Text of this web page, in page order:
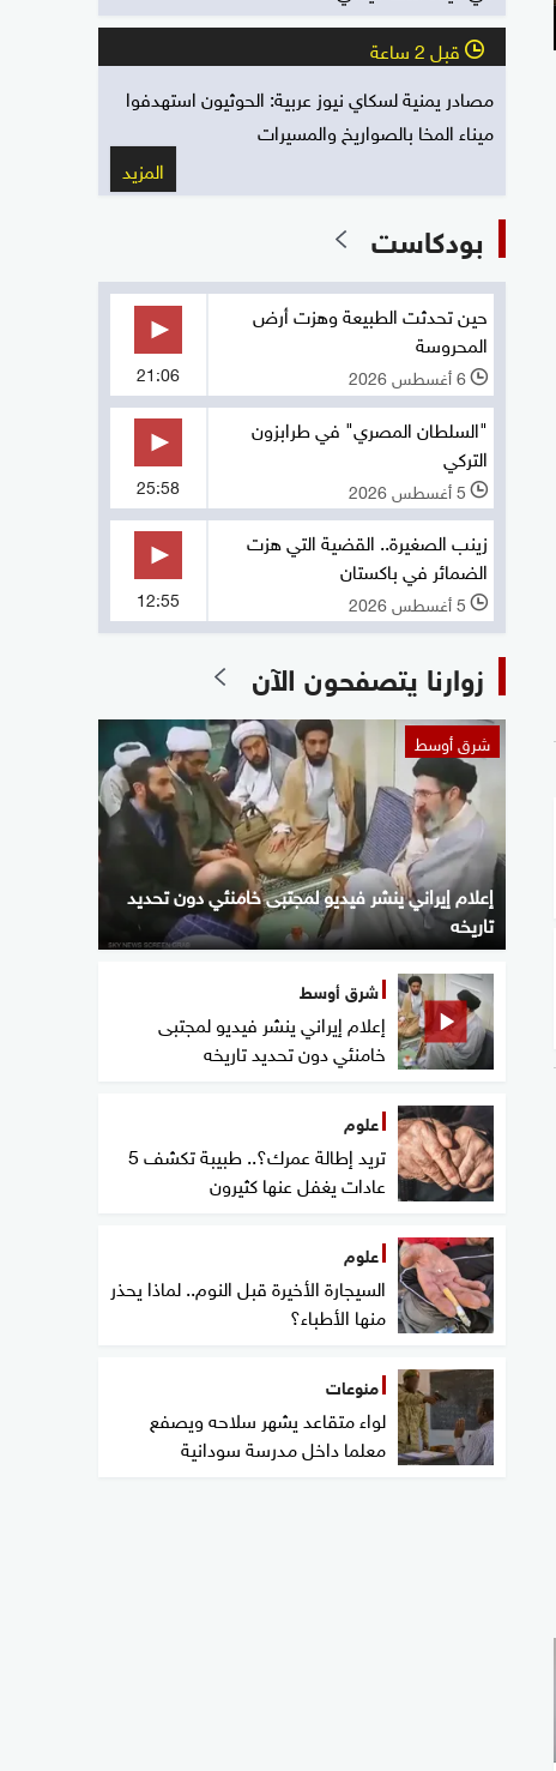
l قبل 2 ساعة
مصادر يمنية لسكاي نيوز عربية: الحوثيون استهدفوا
ميناء المخا بالصواريخ والمسيرات
المزيد
بودكاست
حين تحدثت الطبيعة وهزت أرض
المحروسة
l 6 أغسطس 2026 21:06
"السلطان المصري" في طرابزون
التركي
l 5 أغسطس 2026 25:58
زينب الصغيرة.. القضية التي هزت
الضمائر في باكستان
l 5 أغسطس 2026 12:55
زوارنا يتصفحون الآن
شرق أوسط
إعلام إيراني ينشر فيديو لمجتبى خامنئي دون تحديد
تاريخه
شرق أوسط
إعلام إيراني ينشر فيديو لمجتبى
خامنئي دون تحديد تاريخه
علوم
تريد إطالة عمرك؟.. طبيبة تكشف 5
عادات يغفل عنها كثيرون
علوم
السيجارة الأخيرة قبل النوم.. لماذا يحذر
منها الأطباء؟
منوعات
لواء متقاعد يشهر سلاحه ويصفع
معلما داخل مدرسة سودانية